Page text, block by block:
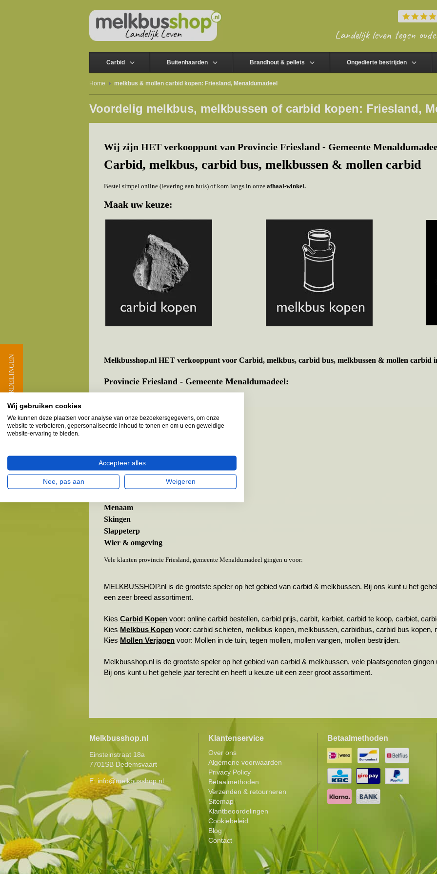
Landelijk leven tegen
Carbid Buitenhaarden Brandhout & pellets Ongedierte bestrijden
Home melkbus & mollen carbid kopen: Friesland, Menaldumadeel
Voordelig melkbus, melkbussen of carbid kopen: Friesland,
Wij zijn HET verkooppunt van Provincie Friesland - Gemeente
Carbid, melkbus, carbid bus, melkbussen & mollen carbid
Bestel simpel online (levering aan huis) of kom langs in onze afhaal-winkel.
Maak uw keuze:
Melkbusshop.nl HET verkooppunt voor Carbid, melkbus, carbid bus, melkbussen & mollen carbid
Provincie Friesland - Gemeente Menaldumadeel:
Bitgummole
Deinum
Dronryp
Menaam
Skingen
Slappeterp
Wier & omgeving
Vele klanten provincie Friesland, gemeente Menaldumadeel gingen u voor:
MELKBUSSHOP.nl is de grootste speler op het gebied van carbid & melkbussen. Bij ons kunt u het
een zeer breed assortiment.
Kies Carbid Kopen voor: online carbid bestellen, carbid prijs, carbit, karbiet, carbid te koop, carbiet,
Kies Melkbus Kopen voor: carbid schieten, melkbus kopen, melkbussen, carbidbus, carbid bus kopen,
Kies Mollen Verjagen voor: Mollen in de tuin, tegen mollen, mollen vangen, mollen bestrijden.
Melkbusshop.nl is de grootste speler op het gebied van carbid & melkbussen, vele plaatsgenoten gingen
Bij ons kunt u het gehele jaar terecht en heeft u keuze uit een zeer groot assortiment.
Melkbusshop.nl
Einsteinstraat 18a
7701SB Dedemsvaart
E: info@melkbusshop.nl
Klantenservice
Over ons
Algemene voorwaarden
Privacy Policy
Betaalmethoden
Verzenden & retourneren
Sitemap
Klantbeoordelingen
Cookiebeleid
Blog
Contact
Betaalmethoden
★ BEOORDELINGEN
Wij gebruiken cookies
We kunnen deze plaatsen voor analyse van onze bezoekersgegevens, om onze
website te verbeteren, gepersonaliseerde inhoud te tonen en om u een geweldige
website-ervaring te bieden.
Accepteer alles
Nee, pas aan Weigeren